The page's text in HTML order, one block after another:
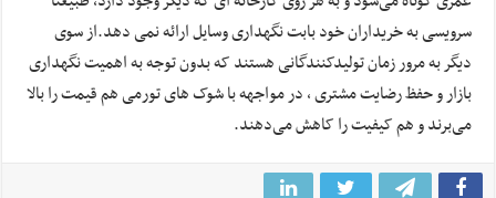
سرویسی به خریداران خود بابت نگهداری وسایل ارائه نمی دهد.از سوی
دیگر به مرور زمان تولیدکنندگانی هستند که بدون توجه به اهمیت نگهداری
بازار و حفظ رضایت مشتری ، در مواجهه با شوک های تورمی هم قیمت را بالا
می‌برند و هم کیفیت را کاهش می‌دهند.